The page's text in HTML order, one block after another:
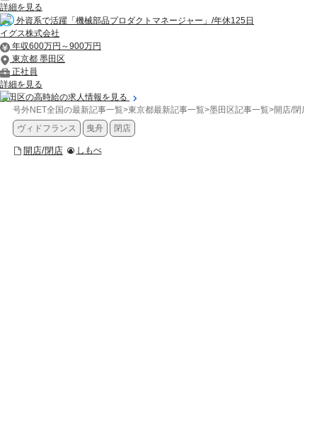
詳細を見る
外資系で活躍「機械部品プロダクトマネージャー」/年休125日
イグス株式会社
年収600万円～900万円
東京都 墨田区
正社員
詳細を見る
墨田区の高時給の求人情報を見る
号外NET全国の最新記事一覧>東京都最新記事一覧>墨田区記事一覧>開店/閉店
ヴィドフランス
曳舟 閉店
開店/閉店 しもべ